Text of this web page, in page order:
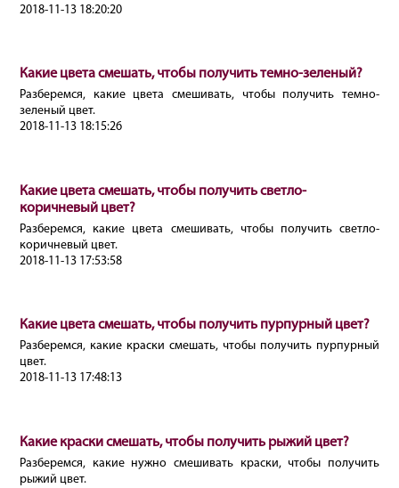
2018-11-13 18:20:20
Какие цвета смешать, чтобы получить темно-зеленый?
Разберемся, какие цвета смешивать, чтобы получить темно-
зеленый цвет.
2018-11-13 18:15:26
Какие цвета смешать, чтобы получить светло-
коричневый цвет?
Разберемся, какие цвета смешивать, чтобы получить светло-
коричневый цвет.
2018-11-13 17:53:58
Какие цвета смешать, чтобы получить пурпурный цвет?
Разберемся, какие краски смешать, чтобы получить пурпурный
цвет.
2018-11-13 17:48:13
Какие краски смешать, чтобы получить рыжий цвет?
Разберемся, какие нужно смешивать краски, чтобы получить
рыжий цвет.